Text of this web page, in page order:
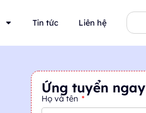
Tin tức Liên hệ
Ứng tuyển ngay
Họ và tên